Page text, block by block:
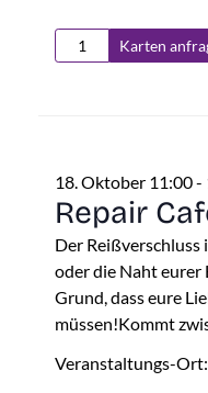
Karten
18. Oktober 11:00-
Repair
Der Reißverschluss
oder die Naht eurer
Grund, dass eure
müssen!Kommt
Veranstaltungs-Ort: